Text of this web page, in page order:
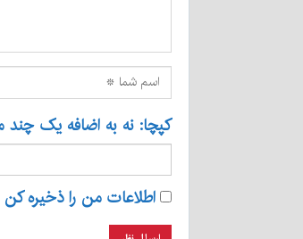
کپچا: نه به اضافه یک
اطلاعات من را ذخیره کن